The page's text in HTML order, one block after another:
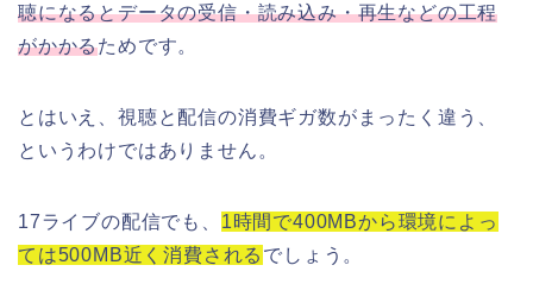
聴になるとデータの受信・読み込み・再生などの工程
がかかるためです。
とはいえ、視聴と配信の消費ギガ数がまったく違う、
というわけではありません。
17ライブの配信でも、 1時間で400MBから環境によっ
ては500MB近く消費される でしょう。